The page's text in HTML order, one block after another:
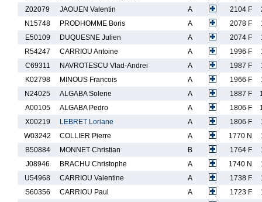
Z02079
JAOUEN Valentin A 2104 F
N15748
PRODHOMME Boris A 2078 F
E50109
DUQUESNE Julien A 2074 F
R54247
CARRIOU Antoine A 1996 F
C69311
NAVROTESCU Vlad-Andrei A 1987 F
K02798
MINOUS Francois A 1966 F
N24025
ALGABA Solene A 1887 F
A00105
ALGABA Pedro A 1806 F
X00219
LEBRET Loriane A 1806 F
W03242
COLLIER Pierre A 1770 N
B50884
MONNET Christian B 1764 F
J08946
BRACHU Christophe A 1740 N
U54968
CARRIOU Valentine A 1738 F
S60356
CARRIOU Paul A 1723 F